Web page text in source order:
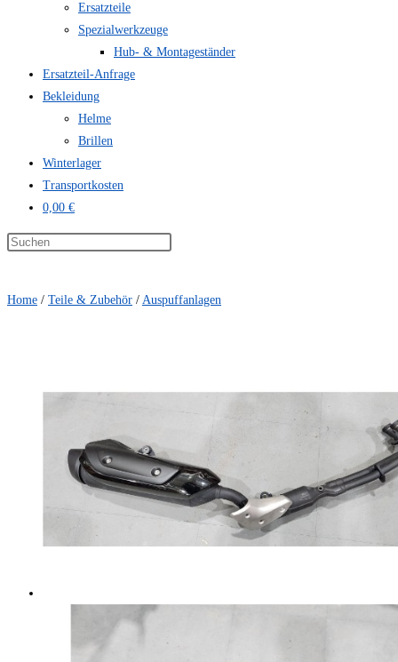
Ersatzteile
Spezialwerkzeuge
Hub- & Montageständer
Ersatzteil-Anfrage
Bekleidung
Helme
Brillen
Winterlager
Transportkosten
0,00 €
Home / Teile & Zubehör / Auspuffanlagen